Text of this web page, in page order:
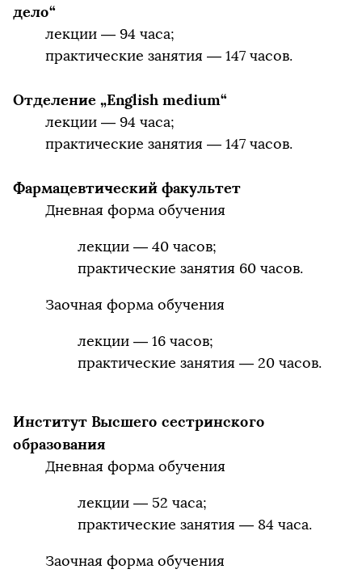
дело“
лекции — 94 часа;
практические занятия — 147 часов.
Отделение „English medium“
лекции — 94 часа;
практические занятия — 147 часов.
Фармацевтический факультет
Дневная форма обучения
лекции — 40 часов;
практические занятия 60 часов.
Заочная форма обучения
лекции — 16 часов;
практические занятия — 20 часов.
Институт Высшего сестринского
образования
Дневная форма обучения
лекции — 52 часа;
практические занятия — 84 часа.
Заочная форма обучения